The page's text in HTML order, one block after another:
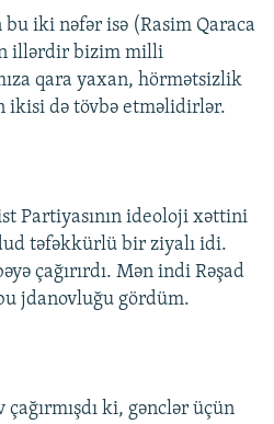
iki nəfər isə (Rasim Qaraca
illərdir bizim milli
qara yaxan, hörmətsizlik
ikisi də tövbə etməlidirlər.
Partiyasının ideoloji xəttini
təfəkkürlü bir ziyalı idi.
çağırırdı. Mən indi Rəşad
jdanovluğu gördüm.
ki, gənclər üçün